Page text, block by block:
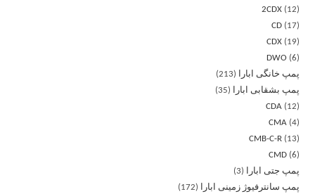
2CDX
12
CD
17
CDX
19
DWO
6
پمپ خانگی ابارا
213
پمپ بشقابی ابارا
35
CDA
12
CMA 4
CMB-C-R
13
CMD 6
پمپ جتی ابارا
3
پمپ سانترفیوژ زمینی ابارا
172